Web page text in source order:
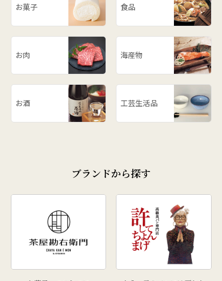
お菓子 食品
お肉 海産物
お酒 工芸生活品
ブランドから探す